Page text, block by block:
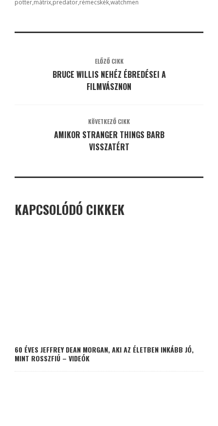
potter mátrix predator rémecskékwatchmen
ELŐZŐ CIKK
BRUCE WILLIS NEHÉZ ÉBREDÉSEI A
FILMVÁSZNON
KÖVETKEZŐ CIKK
AMIKOR STRANGER THINGS BARB
VISSZATÉRT
KAPCSOLÓDÓ CIKKEK
60 ÉVES JEFFREY DEAN MORGAN, AKI AZ ÉLETBEN INKÁBB JÓ,
MINT ROSSZFIÚ – VIDEÓK